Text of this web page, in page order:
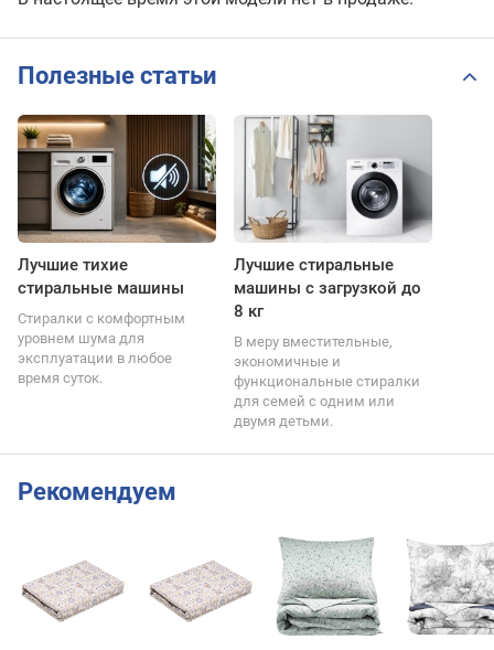
Полезные статьи
Лучшие тихие
стиральные машины
Стиралки с комфортным
уровнем шума для
эксплуатации в любое
время суток.
Лучшие стиральные
машины с загрузкой до
8 кг
В меру вместительные,
экономичные и
функциональные стиралки
для семей с одним или
двумя детьми.
Рекомендуем